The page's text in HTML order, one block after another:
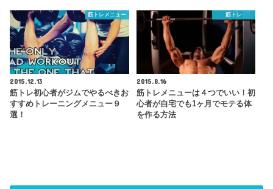
筋トレメニュー
2015.12.13
筋トレ初心者がジムでやるべきお
すすめトレーニングメニュー９
選！
筋トレ
2015.8.16
筋トレメニューは４つでいい！初
心者が自宅でも1ヶ月でモテる体
を作る方法